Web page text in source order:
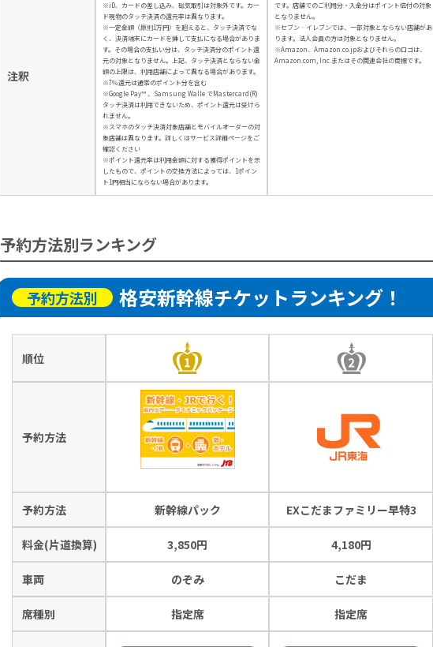
注釈
※iD、カードの差し込み、磁気取引は対象外です。カー
ド現物のタッチ決済の還元率は異なります。
※一定金額（原則1万円）を超えると、タッチ決済でな
く、決済端末にカードを挿して支払になる場合がありま
す。その場合の支払い分は、タッチ決済分のポイント還
元の対象となりません。上記、タッチ決済とならない金
額の上限は、利用店舗によって異なる場合があります。
※7％還元は通常のポイント分を含む
※Google Pay™ 、Samsung Walle でMastercard(R)
タッチ決済は利用できないため、ポイント還元は受けら
れません。
※スマホのタッチ決済対象店舗とモバイルオーダーの対
象店舗は異なります。詳しくはサービス詳細ページをご
確認ください
※ポイント還元率は利用金額に対する獲得ポイントを示
したもので、ポイントの交換方法によっては、1ポイン
ト1円相当にならない場合があります。
です。店舗でのご利用分・入金分はポイント倍付の対象
となりません。
※セブン‐イレブンでは、一部対象とならない店舗があ
ります。法人会員の方は対象となりません。
※Amazon、Amazon.co.jpおよびそれらのロゴは、
Amazon.com, Inc.またはその関連会社の商標です。
予約方法別ランキング
予約方法別 格安新幹線チケットランキング！
順位
予約方法
予約方法 新幹線パック EXこだまファミリー早特3
料金(片道換算) 3,850円 4,180円
車両 のぞみ こだま
席種別 指定席 指定席